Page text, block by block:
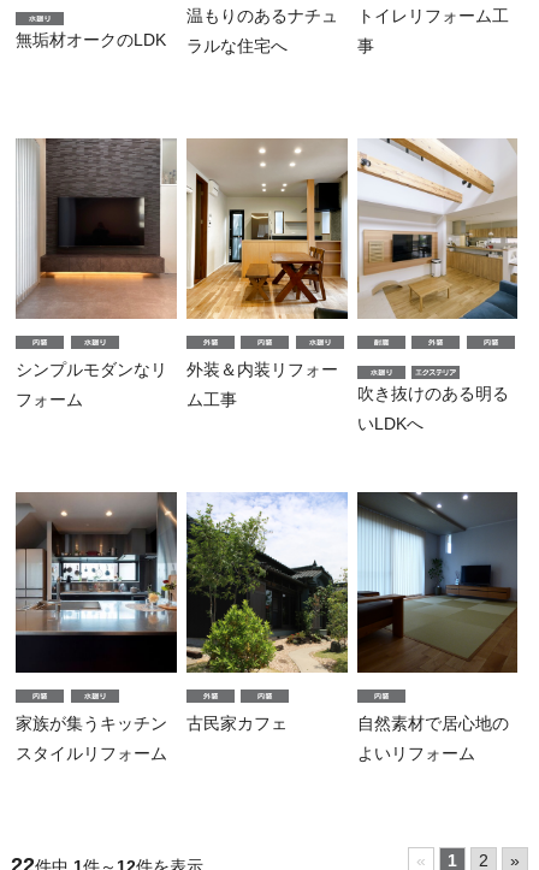
無垢材オークのLDK
温もりのあるナチュ
ラルな住宅へ
トイレリフォーム工
事
シンプルモダンなリ
フォーム
外装＆内装リフォー
ム工事
吹き抜けのある明る
いLDKへ
家族が集うキッチン
スタイルリフォーム
古民家カフェ
自然素材で居心地の
よいリフォーム
22 « 1 2 »